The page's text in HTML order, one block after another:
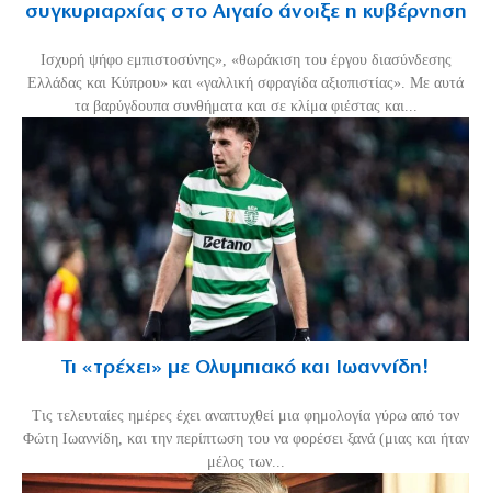
συγκυριαρχίας στο Αιγαίο άνοιξε η κυβέρνηση
Ισχυρή ψήφο εμπιστοσύνης», «θωράκιση του έργου διασύνδεσης
Ελλάδας και Κύπρου» και «γαλλική σφραγίδα αξιοπιστίας». Με αυτά
τα βαρύγδουπα συνθήματα και σε κλίμα φιέστας και...
Τι «τρέχει» με Ολυμπιακό και Ιωαννίδη!
Τις τελευταίες ημέρες έχει αναπτυχθεί μια φημολογία γύρω από τον
Φώτη Ιωαννίδη, και την περίπτωση του να φορέσει ξανά (μιας και ήταν
μέλος των...